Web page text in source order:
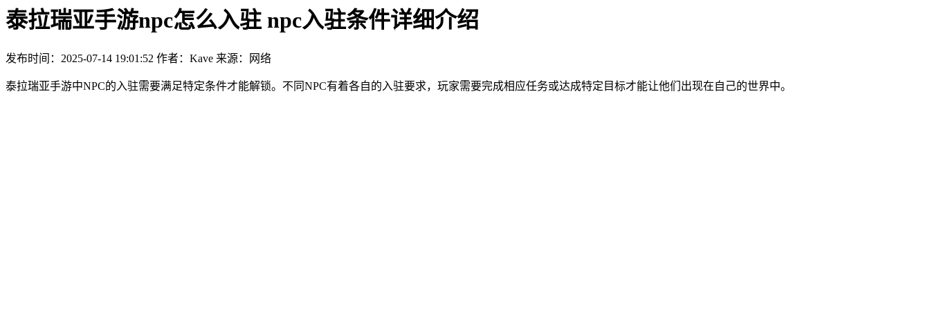
泰拉瑞亚手游npc怎么入驻 npc入驻条件详细介绍
发布时间：2025-07-14 19:01:52 作者：Kave 来源：网络
泰拉瑞亚手游中NPC的入驻需要满足特定条件才能解锁。不同NPC有着各自的入驻要求，玩家需要完成相应任务或达成特定目标才能让他们出现在自己的世界中。